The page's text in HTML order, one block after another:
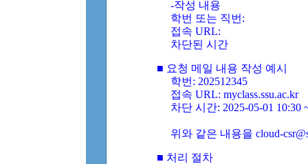
-작성 내용
학번 또는 직번:
접속 URL:
차단된 시간
■ 요청 메일 내용 작성 예시
학번: 202512345
접속 URL: myclass.ssu.ac.kr
차단 시간: 2025-05-01 10:30
위와 같은 내용을 cloud-
■ 처리 절차